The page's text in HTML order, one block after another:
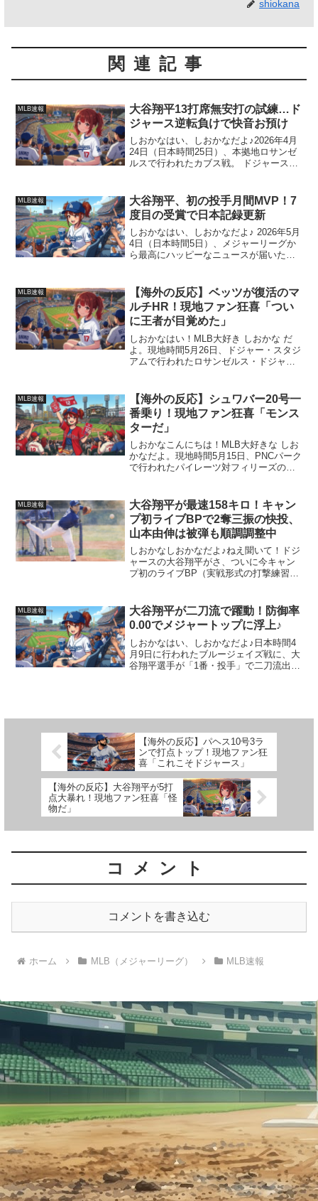
shiokana
関連記事
MLB速報
大谷翔平13打席無安打の試練…ド
ジャース逆転負けで快音お預け
しおかなはい、しおかなだよ♪2026年4月
24日（日本時間25日）、本拠地ロサンゼ
ルスで行われたカブス戦。 ドジャースは
スタメン出場した大谷翔平選手も、今日
はちょ...
MLB速報
大谷翔平、初の投手月間MVP！7
度目の受賞で日本記録更新
しおかなはい、しおかなだよ♪ 2026年5月
4日（日本時間5日）、メジャーリーグか
ら最高にハッピーなニュースが届いた
ばれました〜！🎉 通算7度目の受賞で、
日本人選...
MLB速報
【海外の反応】ベッツが復活のマ
ルチHR！現地ファン狂喜「つい
に王者が目覚めた」
しおかなはい！MLB大好き しおかな だ
よ。現地時間5月26日、ドジャー・スタジ
アムで行われたロサンゼルス・ドジャー
もないホームランを見せてくれたよ！こ
の異次元の活躍に...
MLB速報
【海外の反応】シュワバー20号一
番乗り！現地ファン狂喜「モンス
ターだ」
しおかなこんにちは！MLB大好きな しお
かなだよ。現地時間5月15日、PNCパーク
で行われたパイレーツ対フィリーズの一
てくれたよ！ この異次元の活躍に、現地
のファンやメ...
MLB速報
大谷翔平が最速158キロ！キャン
プ初ライブBPで2奪三振の快投、
山本由伸は被弾も順調調整中
しおかなしおかなだよ♪ねえ聞いて！ドジ
ャースの大谷翔平がさ、ついに今キャン
プ初のライブBP（実戦形式の打撃練習）
ードって感じで、最速98マイル（約158キ
ロ）をマーク！...
MLB速報
大谷翔平が二刀流で躍動！防御率
0.00でメジャートップに浮上♪
しおかなはい、しおかなだよ♪日本時間4
月9日に行われたブルージェイズ戦に、大
谷翔平選手が「1番・投手」で二刀流出場
【海外の反応】パヘス10号3ラ
ンで打点トップ！現地ファン狂
喜「これこそドジャース」
【海外の反応】大谷翔平が5打
点大暴れ！現地ファン狂喜「怪
物だ」
コメント
コメントを書き込む
ホーム MLB（メジャーリーグ） MLB速報